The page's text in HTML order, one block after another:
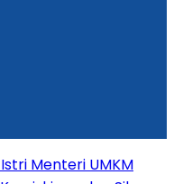
Menteri UMKM